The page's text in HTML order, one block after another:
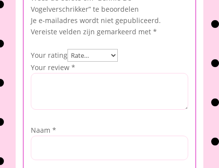
Vogelverschrikker” te beoordelen
Je e-mailadres wordt niet gepubliceerd.
Vereiste velden zijn gemarkeerd met *
Your rating
Your review *
Naam *